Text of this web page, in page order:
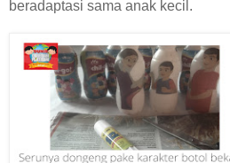
beradaptasi sama anak kecil.